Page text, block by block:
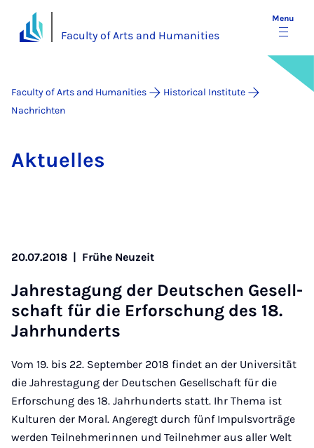
Faculty of Arts and Humanities
Menu
Faculty of Arts and Humanities
Historical Institute
Nachrichten
Ak­tuelles
20.07.2018 | Frühe Neuzeit
Jahresta­gung der Deutschen Gesell­
schaft für die Er­forschung des 18.
Jahrhun­derts
Vom 19. bis 22. September 2018 findet an der Universität
die Jahrestagung der Deutschen Gesellschaft für die
Erforschung des 18. Jahrhunderts statt. Ihr Thema ist
Kulturen der Moral. Angeregt durch fünf Impulsvorträge
werden Teilnehmerinnen und Teilnehmer aus aller Welt